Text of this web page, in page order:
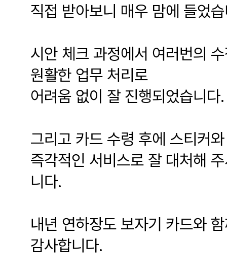
직접 받아보니 매우 맘에 들었
시안 체크 과정에서 여러번의
원활한 업무 처리로
어려움 없이 잘 진행되었습니다.
그리고 카드 수령 후에 스티커
즉각적인 서비스로 잘 대처해
니다.
내년 연하장도 보자기 카드와
감사합니다.